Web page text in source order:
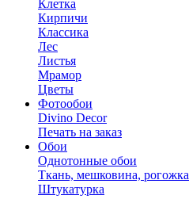
Клетка
Кирпичи
Классика
Лес
Листья
Мрамор
Цветы
Фотообои
Divino Decor
Печать на заказ
Обои
Однотонные обои
Ткань, мешковина, рогожка
Штукатурка